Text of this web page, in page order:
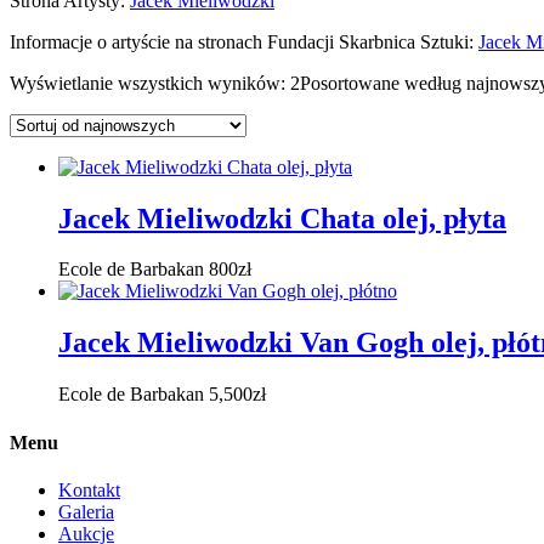
Informacje o artyście na stronach Fundacji Skarbnica Sztuki: Jacek
Wyświetlanie wszystkich wyników: 2Posortowane według
Jacek Mieliwodzki Chata olej, płyta
Ecole de Barbakan 800zł
Jacek Mieliwodzki Van Gogh olej,
Ecole de Barbakan 5,500zł
Menu
Kontakt
Galeria
Aukcje